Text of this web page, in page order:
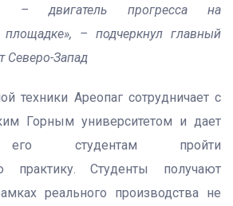
– двигатель прогресса на
площадке», – подчеркнул главный
Северо-Запад
техники Ареопаг сотрудничает с
Горным университетом и дает
его студентам пройти
практику. Студенты получают
реального производства не